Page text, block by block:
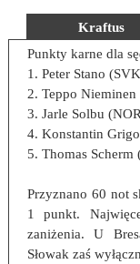
Kraftus
Punkty karne dla
1. Peter Stano
2. Teppo
3. Jarle Solbu
4. Konstantin
5. Thomas Scherm
Przyznano 60 not
1 punkt.
zaniżenia. U
Słowak zaś